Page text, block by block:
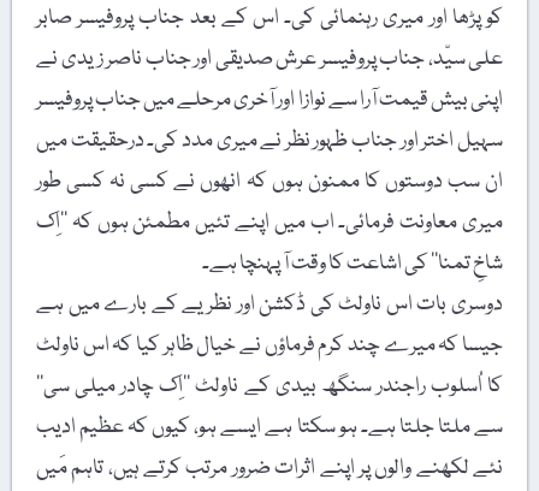
کو پڑھا اور میری رہنمائی کی۔ اس کے بعد جناب پروفیسر صابر
علی سیّد، جناب پروفیسر عرش صدیقی اور جناب ناصر زیدی نے
اپنی بیش قیمت آرا سے نوازا اور آخری مرحلے میں جناب پروفیسر
سہیل اختر اور جناب ظہور نظر نے میری مدد کی۔ درحقیقت میں
ان سب دوستوں کا ممنون ہوں کہ انھوں نے کسی نہ کسی طور
میری معاونت فرمائی۔ اب میں اپنے تئیں مطمئن ہوں کہ ’’اِک
شاخِ تمنا‘‘ کی اشاعت کا وقت آ پہنچا ہے۔
دوسری بات اس ناولٹ کی ڈکشن اور نظریے کے بارے میں ہے
جیسا کہ میرے چند کرم فرماؤں نے خیال ظاہر کیا کہ اس ناولٹ
کا اُسلوب راجندر سنگھ بیدی کے ناولٹ ’’اِک چادر میلی سی‘‘
سے ملتا جلتا ہے۔ ہو سکتا ہے ایسے ہو، کیوں کہ عظیم ادیب
نئے لکھنے والوں پر اپنے اثرات ضرور مرتب کرتے ہیں، تاہم مَیں